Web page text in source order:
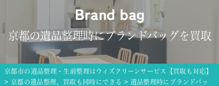
Brand bag
京都の遺品整理時にブランドバッグを買取
京都市の遺品整理・生前整理はウィズクリーンサービス【買取も対応】
> 京都の遺品整理、買取も同時にできる > 遺品整理時にブランドバッ